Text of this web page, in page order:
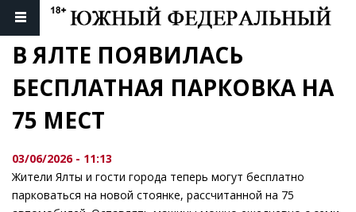
В ЯЛТЕ ПОЯВИЛАСЬ
БЕСПЛАТНАЯ ПАРКОВКА НА
75 МЕСТ
03/06/2026 - 11:13
Жители Ялты и гости города теперь могут бесплатно
парковаться на новой стоянке, рассчитанной на 75